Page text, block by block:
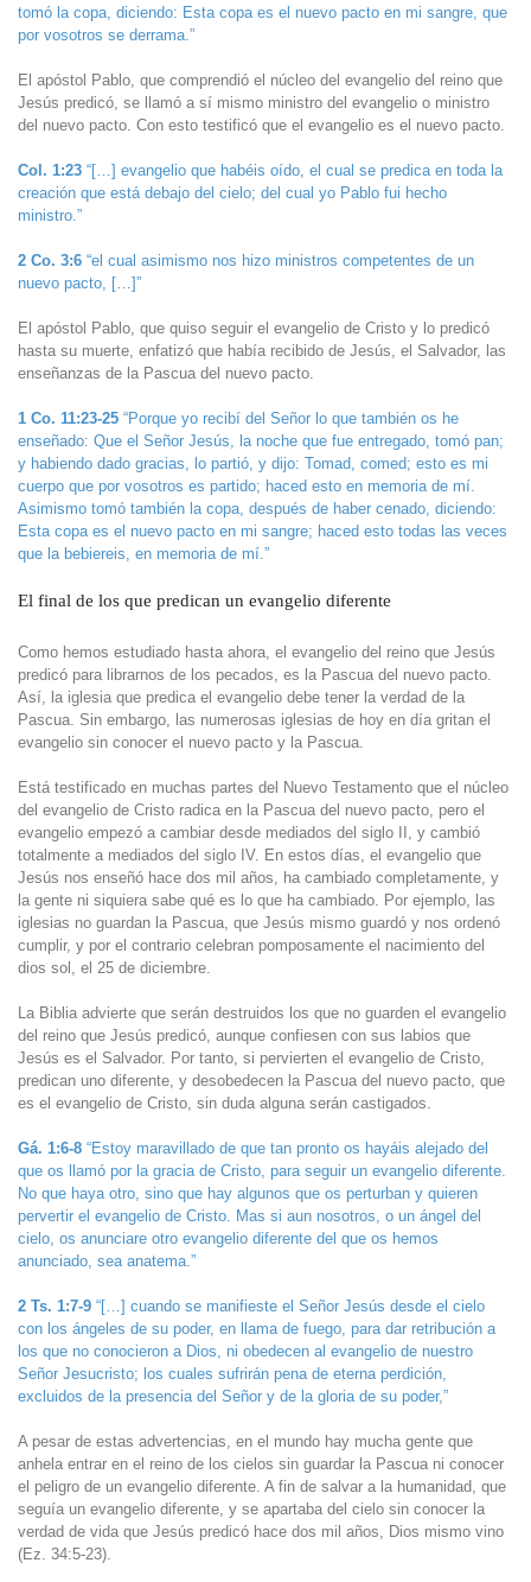
tomó la copa, diciendo: Esta copa es el nuevo pacto en mi sangre, que
por vosotros se derrama.”
El apóstol Pablo, que comprendió el núcleo del evangelio del reino que
Jesús predicó, se llamó a sí mismo ministro del evangelio o ministro
del nuevo pacto. Con esto testificó que el evangelio es el nuevo pacto.
Col. 1:23 “[…] evangelio que habéis oído, el cual se predica en toda la
creación que está debajo del cielo; del cual yo Pablo fui hecho
ministro.”
2 Co. 3:6 “el cual asimismo nos hizo ministros competentes de un
nuevo pacto, […]”
El apóstol Pablo, que quiso seguir el evangelio de Cristo y lo predicó
hasta su muerte, enfatizó que había recibido de Jesús, el Salvador, las
enseñanzas de la Pascua del nuevo pacto.
1 Co. 11:23-25 “Porque yo recibí del Señor lo que también os he
enseñado: Que el Señor Jesús, la noche que fue entregado, tomó pan;
y habiendo dado gracias, lo partió, y dijo: Tomad, comed; esto es mi
cuerpo que por vosotros es partido; haced esto en memoria de mí.
Asimismo tomó también la copa, después de haber cenado, diciendo:
Esta copa es el nuevo pacto en mi sangre; haced esto todas las veces
que la bebiereis, en memoria de mí.”
El final de los que predican un evangelio diferente
Como hemos estudiado hasta ahora, el evangelio del reino que Jesús
predicó para librarnos de los pecados, es la Pascua del nuevo pacto.
Así, la iglesia que predica el evangelio debe tener la verdad de la
Pascua. Sin embargo, las numerosas iglesias de hoy en día gritan el
evangelio sin conocer el nuevo pacto y la Pascua.
Está testificado en muchas partes del Nuevo Testamento que el núcleo
del evangelio de Cristo radica en la Pascua del nuevo pacto, pero el
evangelio empezó a cambiar desde mediados del siglo II, y cambió
totalmente a mediados del siglo IV. En estos días, el evangelio que
Jesús nos enseñó hace dos mil años, ha cambiado completamente, y
la gente ni siquiera sabe qué es lo que ha cambiado. Por ejemplo, las
iglesias no guardan la Pascua, que Jesús mismo guardó y nos ordenó
cumplir, y por el contrario celebran pomposamente el nacimiento del
dios sol, el 25 de diciembre.
La Biblia advierte que serán destruidos los que no guarden el evangelio
del reino que Jesús predicó, aunque confiesen con sus labios que
Jesús es el Salvador. Por tanto, si pervierten el evangelio de Cristo,
predican uno diferente, y desobedecen la Pascua del nuevo pacto, que
es el evangelio de Cristo, sin duda alguna serán castigados.
Gá. 1:6-8 “Estoy maravillado de que tan pronto os hayáis alejado del
que os llamó por la gracia de Cristo, para seguir un evangelio diferente.
No que haya otro, sino que hay algunos que os perturban y quieren
pervertir el evangelio de Cristo. Mas si aun nosotros, o un ángel del
cielo, os anunciare otro evangelio diferente del que os hemos
anunciado, sea anatema.”
2 Ts. 1:7-9 “[…] cuando se manifieste el Señor Jesús desde el cielo
con los ángeles de su poder, en llama de fuego, para dar retribución a
los que no conocieron a Dios, ni obedecen al evangelio de nuestro
Señor Jesucristo; los cuales sufrirán pena de eterna perdición,
excluidos de la presencia del Señor y de la gloria de su poder,”
A pesar de estas advertencias, en el mundo hay mucha gente que
anhela entrar en el reino de los cielos sin guardar la Pascua ni conocer
el peligro de un evangelio diferente. A fin de salvar a la humanidad, que
seguía un evangelio diferente, y se apartaba del cielo sin conocer la
verdad de vida que Jesús predicó hace dos mil años, Dios mismo vino
(Ez. 34:5-23).